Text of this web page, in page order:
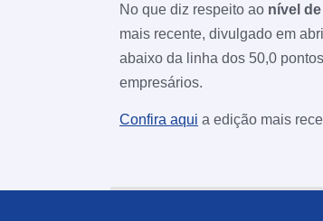
No que diz respeito ao nível
mais recente, divulgado em
abaixo da linha dos 50,0
empresários.
Confira aqui a edição mais